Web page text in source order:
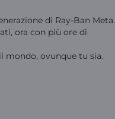
di Ray-Ban Meta.
ora con più ore di
ovunque tu sia.